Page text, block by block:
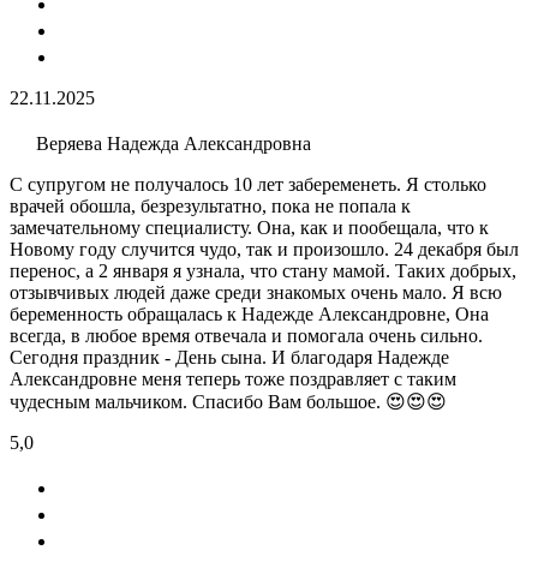
22.11.2025
Веряева Надежда Александровна
С супругом не получалось 10 лет забеременеть. Я столько
врачей обошла, безрезультатно, пока не попала к
замечательному специалисту. Она, как и пообещала, что к
Новому году случится чудо, так и произошло. 24 декабря был
перенос, а 2 января я узнала, что стану мамой. Таких добрых,
отзывчивых людей даже среди знакомых очень мало. Я всю
беременность обращалась к Надежде Александровне, Она
всегда, в любое время отвечала и помогала очень сильно.
Сегодня праздник - День сына. И благодаря Надежде
Александровне меня теперь тоже поздравляет с таким
чудесным мальчиком. Спасибо Вам большое. 😍😍😍
5,0